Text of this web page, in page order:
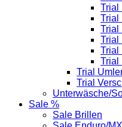
Trial
Trial
Trial
Trial
Trial
Trial
Trial
Trial
Unterwäsche/
Sale %
Sale Brillen